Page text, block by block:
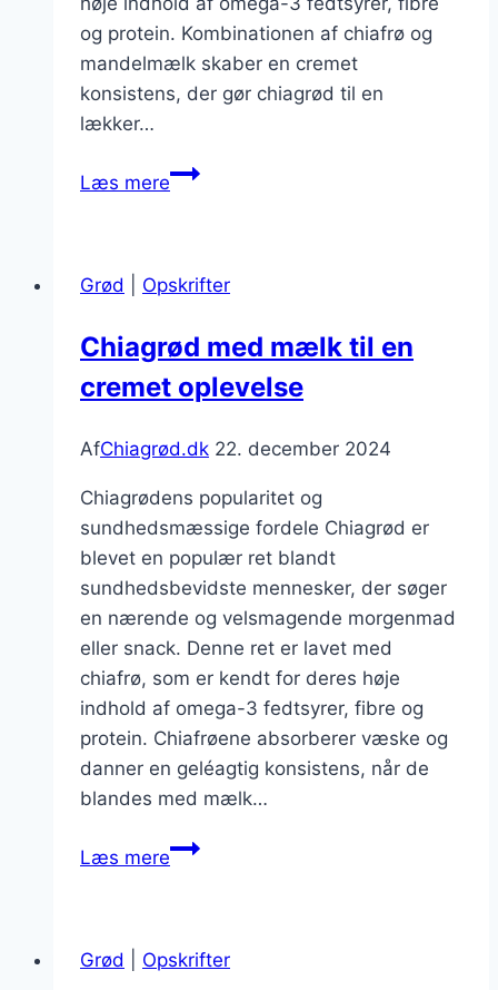
og protein. Kombinationen af chiafrø og
mandelmælk skaber en cremet
konsistens, der gør chiagrød til en
lækker…
Læs mereChiagrød
alternativ
Grød Opskrifter
Chiagrød med mælk til en
cremet oplevelse
AfChiagrød.dk 22. december 2024
Chiagrødens popularitet og
sundhedsmæssige fordele Chiagrød er
blevet en populær ret blandt
sundhedsbevidste mennesker, der søger
en nærende og velsmagende morgenmad
eller snack. Denne ret er lavet med
chiafrø, som er kendt for deres høje
indhold af omega-3 fedtsyrer, fibre og
protein. Chiafrøene absorberer væske og
danner en geléagtig konsistens, når de
blandes med mælk…
Læs mereChiagrød
en
Grød Opskrifter